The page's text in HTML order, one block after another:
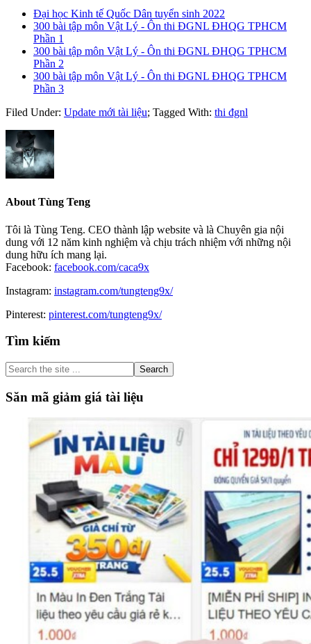
Đại học Kinh tế Quốc Dân tuyển sinh 2022
300 bài tập môn Vật Lý - Ôn thi ĐGNL ĐHQG TPHCM
Phần 1
300 bài tập môn Vật Lý - Ôn thi ĐGNL ĐHQG TPHCM
Phần 2
300 bài tập môn Vật Lý - Ôn thi ĐGNL ĐHQG TPHCM
Phần 3
Filed Under: Update mới tài liệu; Tagged With: thi đgnl
About Tùng Teng
Tôi là Tùng Teng. CEO thành lập website và là Chuyên gia nội
dung với 12 năm kinh nghiệm và chịu trách nhiệm với những nội
dung hữu ích mang lại.
Facebook: facebook.com/caca9x
Instagram: instagram.com/tungteng9x/
Pinterest: pinterest.com/tungteng9x/
Primary
Sidebar
Tìm kiếm
Search
the
site
...
Săn mã giảm giá tài liệu